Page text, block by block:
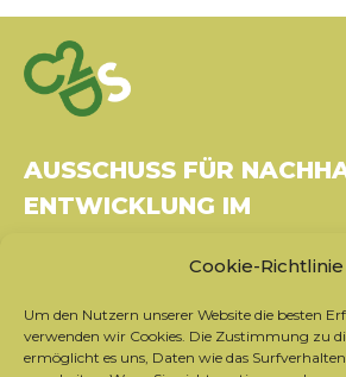
Cookie-Richtlinie
Um den Nutzern unserer Website die besten
verwenden wir Cookies. Die Zustimmung zu
ermöglicht es uns, Daten wie das
AUSSCHUSS FÜR
ENTWICKLUNG IM
37270 Montlouis-sur-Loire
Tel.: 06 26 49 36 81 -